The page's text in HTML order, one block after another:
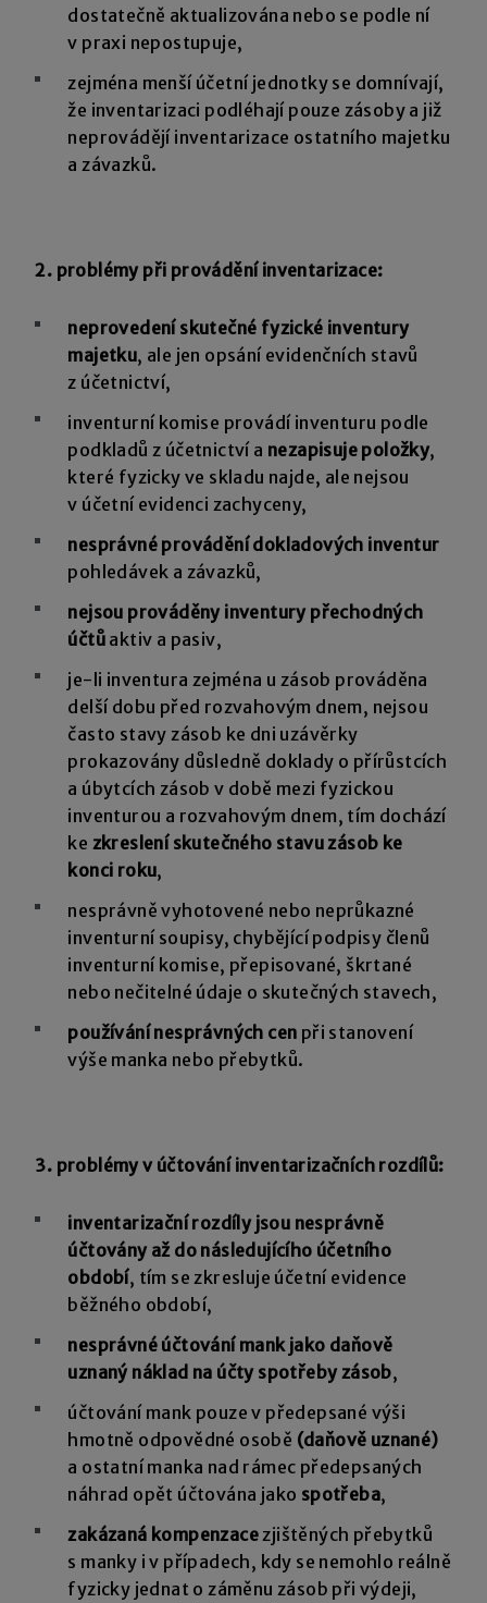
dostatečně aktualizována nebo se podle ní
v praxi nepostupuje,
zejména menší účetní jednotky se domnívají,
že inventarizaci podléhají pouze zásoby a již
neprovádějí inventarizace ostatního majetku
a závazků.
2. problémy při provádění inventarizace:
neprovedení skutečné fyzické inventury
majetku, ale jen opsání evidenčních stavů
z účetnictví,
inventurní komise provádí inventuru podle
podkladů z účetnictví a nezapisuje položky,
které fyzicky ve skladu najde, ale nejsou
v účetní evidenci zachyceny,
nesprávné provádění dokladových inventur
pohledávek a závazků,
nejsou prováděny inventury přechodných
účtů aktiv a pasiv,
je-li inventura zejména u zásob prováděna
delší dobu před rozvahovým dnem, nejsou
často stavy zásob ke dni uzávěrky
prokazovány důsledně doklady o přírůstcích
a úbytcích zásob v době mezi fyzickou
inventurou a rozvahovým dnem, tím dochází
ke zkreslení skutečného stavu zásob ke
konci roku,
nesprávně vyhotovené nebo neprůkazné
inventurní soupisy, chybějící podpisy členů
inventurní komise, přepisované, škrtané
nebo nečitelné údaje o skutečných stavech,
používání nesprávných cen při stanovení
výše manka nebo přebytků.
3. problémy v účtování inventarizačních rozdílů:
inventarizační rozdíly jsou nesprávně
účtovány až do následujícího účetního
období, tím se zkresluje účetní evidence
běžného období,
nesprávné účtování mank jako daňově
uznaný náklad na účty spotřeby zásob,
účtování mank pouze v předepsané výši
hmotně odpovědné osobě (daňově uznané)
a ostatní manka nad rámec předepsaných
náhrad opět účtována jako spotřeba,
zakázaná kompenzace zjištěných přebytků
s manky i v případech, kdy se nemohlo reálně
fyzicky jednat o záměnu zásob při výdeji,